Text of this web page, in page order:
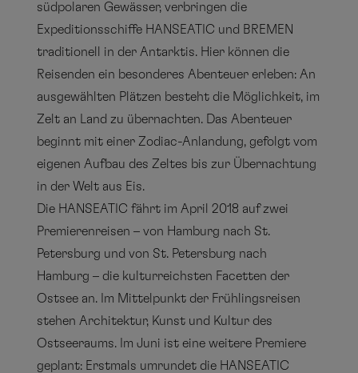
südpolaren Gewässer, verbringen die
Expeditionsschiffe HANSEATIC und BREMEN
traditionell in der Antarktis. Hier können die
Reisenden ein besonderes Abenteuer erleben: An
ausgewählten Plätzen besteht die Möglichkeit, im
Zelt an Land zu übernachten. Das Abenteuer
beginnt mit einer Zodiac-Anlandung, gefolgt vom
eigenen Aufbau des Zeltes bis zur Übernachtung
in der Welt aus Eis.
Die HANSEATIC fährt im April 2018 auf zwei
Premierenreisen – von Hamburg nach St.
Petersburg und von St. Petersburg nach
Hamburg – die kulturreichsten Facetten der
Ostsee an. Im Mittelpunkt der Frühlingsreisen
stehen Architektur, Kunst und Kultur des
Ostseeraums. Im Juni ist eine weitere Premiere
geplant: Erstmals umrundet die HANSEATIC